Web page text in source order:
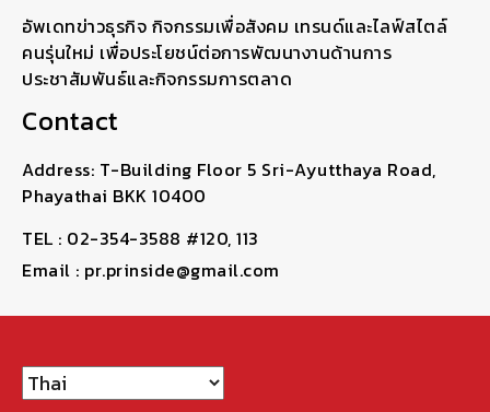
อัพเดทข่าวธุรกิจ กิจกรรมเพื่อสังคม เทรนด์และไลฟ์สไตล์
คนรุ่นใหม่ เพื่อประโยชน์ต่อการพัฒนางานด้านการ
ประชาสัมพันธ์และกิจกรรมการตลาด
Contact
Address: T-Building Floor 5 Sri-Ayutthaya Road,
Phayathai BKK 10400
TEL : 02-354-3588 #120, 113
Email : pr.prinside@gmail.com